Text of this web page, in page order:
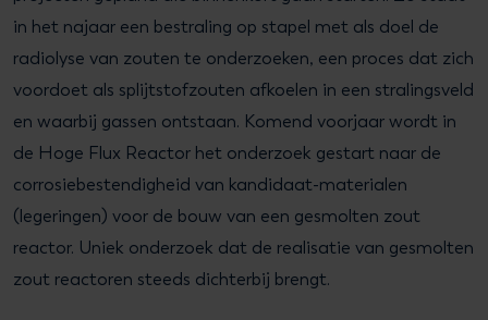
in het najaar een bestraling op stapel met als doel de
radiolyse van zouten te onderzoeken, een proces dat zich
voordoet als splijtstofzouten afkoelen in een stralingsveld
en waarbij gassen ontstaan. Komend voorjaar wordt in
de Hoge Flux Reactor het onderzoek gestart naar de
corrosiebestendigheid van kandidaat-materialen
(legeringen) voor de bouw van een gesmolten zout
reactor. Uniek onderzoek dat de realisatie van gesmolten
zout reactoren steeds dichterbij brengt.